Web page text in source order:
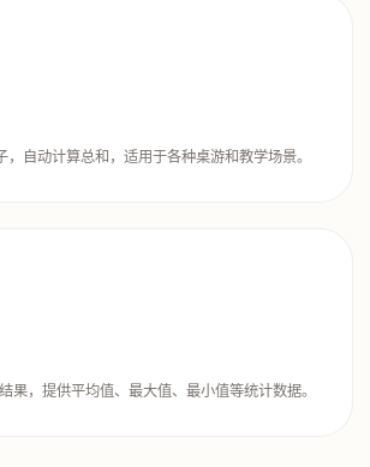
自动计算总和，适用于各种桌游和教学场景。
果，提供平均值、最大值、最小值等统计数据。